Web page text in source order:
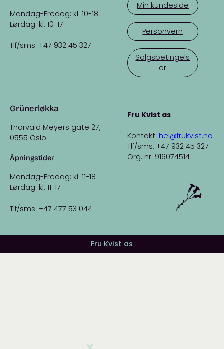
Mandag-Fredag: kl. 10-18
Lørdag: kl. 10-17
Tlf/sms: +47 932 45 327
Grünerløkka
Thorvald Meyers gate 27,
0555 Oslo
Åpningstider
Mandag-Fredag: kl. 11-18
Lørdag: kl. 11-17
Tlf/sms: +47 477 53 044
Min kundeside
Personvern
Salgsbetingels
er
Fru Kvist as
Kontakt: hei@frukvist.no
Tlf/sms: +47 932 45 327
Org. nr. 916074514
Fru Kvist as